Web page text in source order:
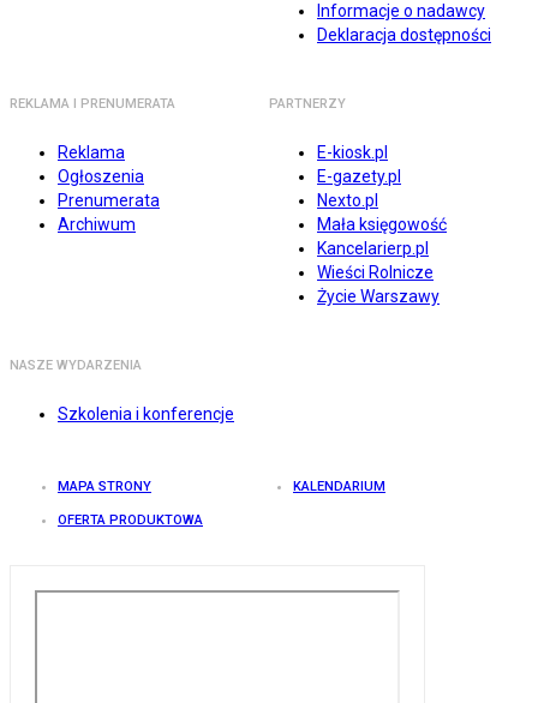
Informacje o nadawcy
Deklaracja dostępności
REKLAMA I PRENUMERATA
Reklama
Ogłoszenia
Prenumerata
Archiwum
PARTNERZY
E-kiosk.pl
E-gazety.pl
Nexto.pl
Mała księgowość
Kancelarierp.pl
Wieści Rolnicze
Życie Warszawy
NASZE WYDARZENIA
Szkolenia i konferencje
MAPA STRONY KALENDARIUM
OFERTA PRODUKTOWA